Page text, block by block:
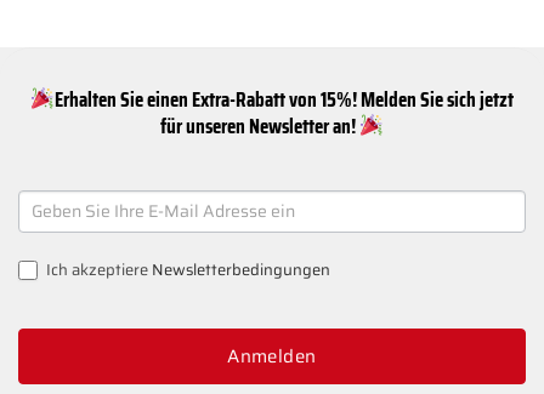
Erhalten Sie einen Extra-Rabatt von 15%! Melden Sie sich jetzt
für unseren Newsletter an!
NEWSLETTER
SIGNUP
Ich akzeptiereNewsletterbedingungen
Anmelden